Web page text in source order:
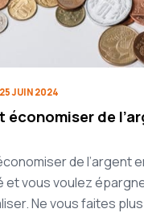
JUIN 2024
économiser de
de l’argent
et vous voulez
Ne vous faites plus